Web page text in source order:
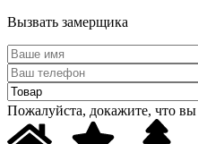
Вызвать замерщика
Пожалуйста, докажите, что